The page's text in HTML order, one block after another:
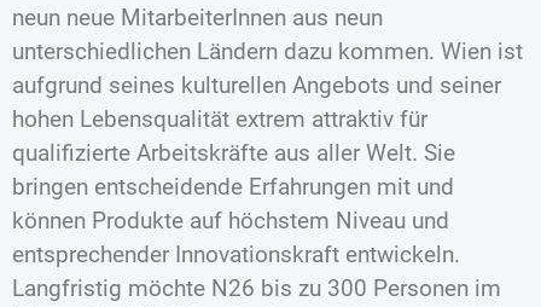
neun neue MitarbeiterInnen aus neun
unterschiedlichen Ländern dazu kommen. Wien ist
aufgrund seines kulturellen Angebots und seiner
hohen Lebensqualität extrem attraktiv für
qualifizierte Arbeitskräfte aus aller Welt. Sie
bringen entscheidende Erfahrungen mit und
können Produkte auf höchstem Niveau und
entsprechender Innovationskraft entwickeln.
Langfristig möchte N26 bis zu 300 Personen im